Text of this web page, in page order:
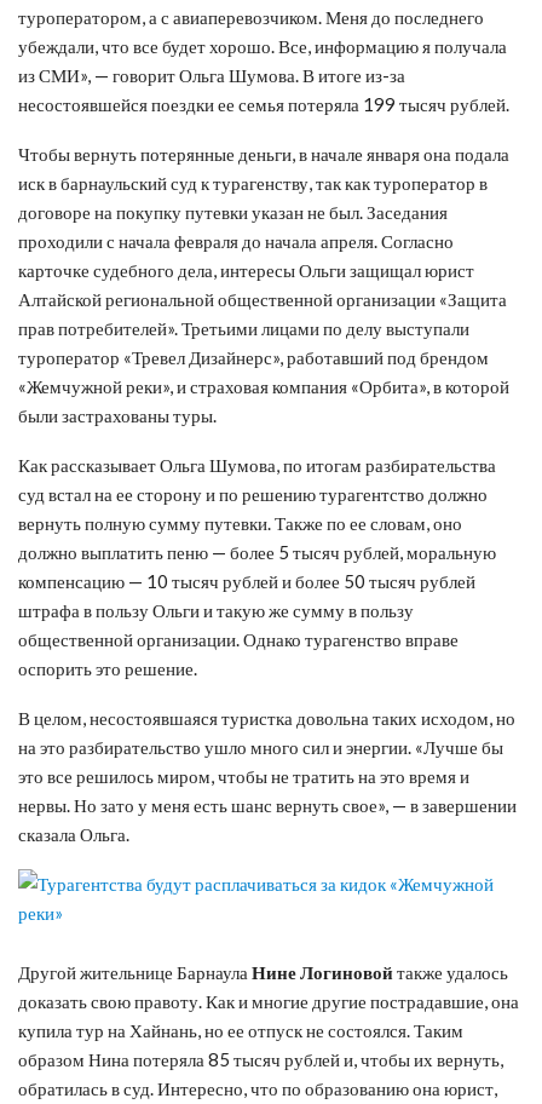
туроператором, а с авиаперевозчиком. Меня до последнего
убеждали, что все будет хорошо. Все, информацию я получала
из СМИ», — говорит Ольга Шумова. В итоге из-за
несостоявшейся поездки ее семья потеряла 199 тысяч рублей.
Чтобы вернуть потерянные деньги, в начале января она подала
иск в барнаульский суд к турагенству, так как туроператор в
договоре на покупку путевки указан не был. Заседания
проходили с начала февраля до начала апреля. Согласно
карточке судебного дела, интересы Ольги защищал юрист
Алтайской региональной общественной организации «Защита
прав потребителей». Третьими лицами по делу выступали
туроператор «Тревел Дизайнерс», работавший под брендом
«Жемчужной реки», и страховая компания «Орбита», в которой
были застрахованы туры.
Как рассказывает Ольга Шумова, по итогам разбирательства
суд встал на ее сторону и по решению турагентство должно
вернуть полную сумму путевки. Также по ее словам, оно
должно выплатить пеню — более 5 тысяч рублей, моральную
компенсацию — 10 тысяч рублей и более 50 тысяч рублей
штрафа в пользу Ольги и такую же сумму в пользу
общественной организации. Однако турагенство вправе
оспорить это решение.
В целом, несостоявшаяся туристка довольна таких исходом, но
на это разбирательство ушло много сил и энергии. «Лучше бы
это все решилось миром, чтобы не тратить на это время и
нервы. Но зато у меня есть шанс вернуть свое», — в завершении
сказала Ольга.
Другой жительнице Барнаула Нине Логиновойтакже удалось
доказать свою правоту. Как и многие другие пострадавшие, она
купила тур на Хайнань, но ее отпуск не состоялся. Таким
образом Нина потеряла 85 тысяч рублей и, чтобы их вернуть,
обратилась в суд. Интересно, что по образованию она юрист,